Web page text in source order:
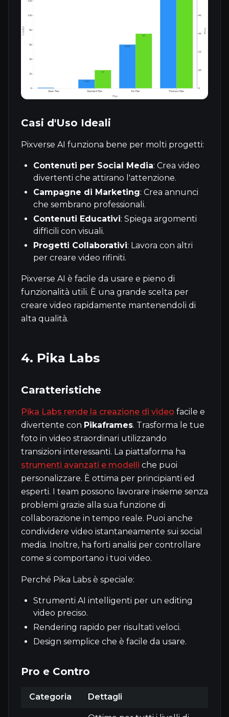
Casi d'Uso Ideali
Pixverse AI funziona bene per molti progetti:
Contenuti per Social Media: Crea video
divertenti che attirano l'attenzione.
Campagne di Marketing: Crea annunci
che sembrano professionali.
Contenuti Educativi: Spiega argomenti
difficili con visuali.
Progetti Collaborativi: Lavora con altri
per creare video rifiniti.
Pixverse AI è facile da usare e pieno di
funzionalità utili. È una grande scelta per
creare video rapidamente mantenendoli di
alta qualità.
4. Pika Labs
Caratteristiche
Pika Labs rende la creazione di video facile e
divertente con Pikaframes. Trasforma le tue
foto in video straordinari utilizzando
transizioni interessanti. La piattaforma ha
strumenti avanzati e modelli che puoi
personalizzare. È ottima per principianti ed
esperti. I team possono lavorare insieme senza
problemi grazie alla sua funzione di
collaborazione in tempo reale. Puoi anche
condividere video istantaneamente sui social
media. Inoltre, ha forti analisi per controllare
come si comportano i tuoi video.
Perché Pika Labs è speciale:
Strumenti AI intelligenti per un editing
video preciso.
Rendering rapido per risultati veloci.
Design semplice che è facile da usare.
Pro e Contro
Categoria Dettagli